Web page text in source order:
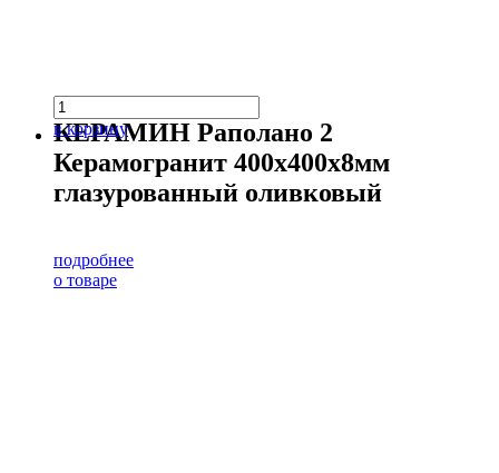
в корзину
КЕРАМИН Раполано 2
Керамогранит 400х400х8мм
глазурованный оливковый
подробнее
о товаре